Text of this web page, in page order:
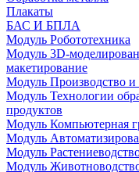
Плакаты
БАС И БПЛА
Модуль Робототехника
Модуль 3D-
макетирование
Модуль Производство и
Модуль Технологии
продуктов
Модуль Компьютерная
Модуль
Модуль
Модуль